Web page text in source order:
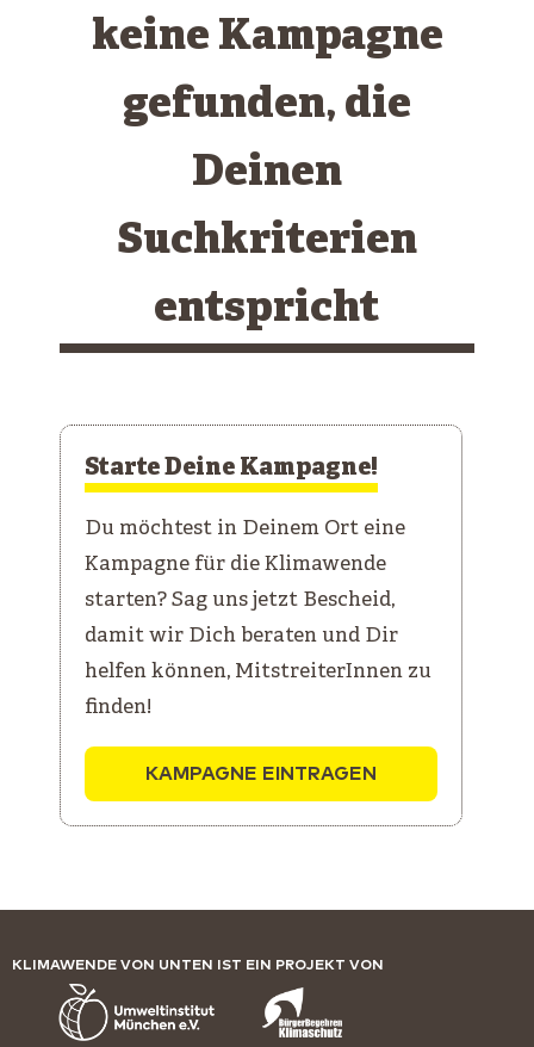
keine Kampagne
gefunden, die
Deinen
Suchkriterien
entspricht
Starte Deine Kampagne!
Du möchtest in Deinem Ort eine
Kampagne für die Klimawende
starten? Sag uns jetzt Bescheid,
damit wir Dich beraten und Dir
helfen können, MitstreiterInnen zu
finden!
KAMPAGNE EINTRAGEN
KLIMAWENDE VON UNTEN IST EIN PROJEKT VON